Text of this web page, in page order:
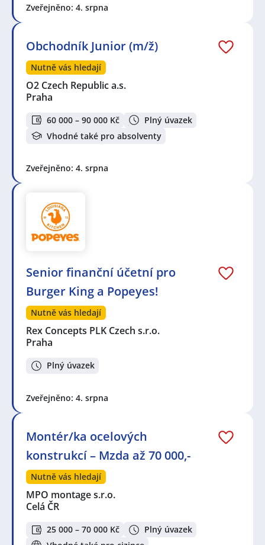
Zveřejněno: 4. srpna
Obchodník Junior (m/ž)
Nutně vás hledají
O2 Czech Republic a.s.
Praha
60 000 – 90 000 Kč
Plný úvazek
Vhodné také pro absolventy
Zveřejněno: 4. srpna
Senior finanční účetní pro
Burger King a Popeyes!
Nutně vás hledají
Rex Concepts PLK Czech s.r.o.
Praha
Plný úvazek
Zveřejněno: 4. srpna
Montér/ka ocelových
konstrukcí – Mzda až 70 000,-
Nutně vás hledají
MPO montage s.r.o.
Celá ČR
25 000 – 70 000 Kč
Plný úvazek